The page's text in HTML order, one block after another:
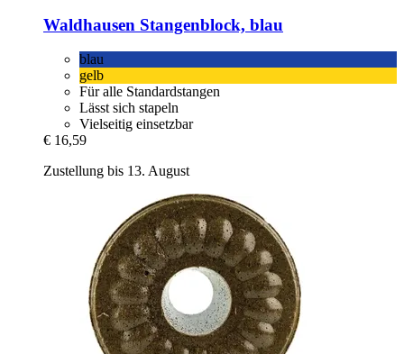
Waldhausen Stangenblock, blau
blau
gelb
Für alle Standardstangen
Lässt sich stapeln
Vielseitig einsetzbar
€ 16,59
Zustellung bis 13. August